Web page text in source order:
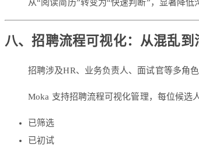
从“阅读简历”转变为“快速判断”，显著降低
八、招聘流程可视化：从混乱到
招聘涉及HR、业务负责人、面试官等多角
Moka 支持招聘流程可视化管理，每位候选
已筛选
已初试